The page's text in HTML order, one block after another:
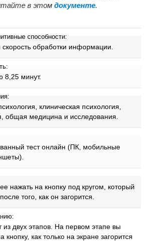
в этомдокументе.
способности:
обработки информации.
8,25 минут.
клиническая психология,
общая медицина и исследования.
тест онлайн (ПК, мобильные
нажать на кнопку под кругом, который
того, как он загорится.
из двух этапов. На первом этапе вы
как только на экране загорится